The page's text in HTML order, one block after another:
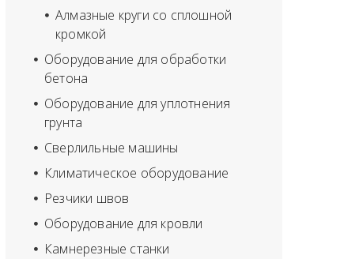
Алмазные круги со сплошной
кромкой
Оборудование для обработки
бетона
Оборудование для уплотнения
грунта
Сверлильные машины
Климатическое оборудование
Резчики швов
Оборудование для кровли
Камнерезные станки